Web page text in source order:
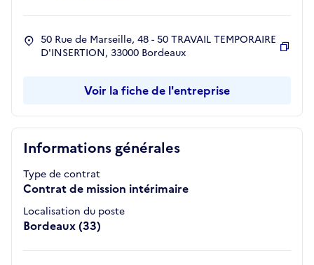
Informations générales
Type de contrat
Contrat de mission intérimaire
Localisation du poste
Bordeaux (33)
50 Rue de Marseille, 48 - 50 TRAVAIL TEMPORAIRE
D'INSERTION, 33000 Bordeaux
Voir la fiche de l'entreprise